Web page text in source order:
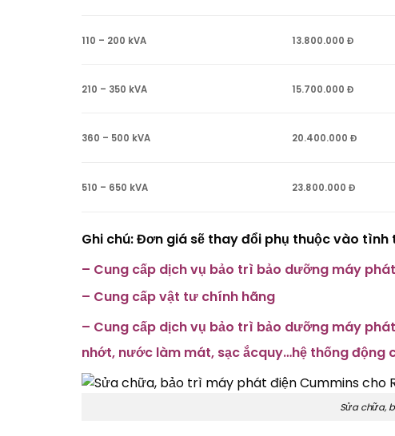
110 – 200 kVA 13.800.000 Đ
210 – 350 kVA 15.700.000 Đ
360 – 500 kVA 20.400.000 Đ
510 – 650 kVA 23.800.000 Đ
Ghi chú: Đơn giá sẽ thay đổi phụ thuộc vào
– Cung cấp dịch vụ bảo trì bảo dưỡng máy
– Cung cấp vật tư chính hãng
– Cung cấp dịch vụ bảo trì bảo dưỡng máy
nhớt, nước làm mát, sạc ắcquy…hệ thống động
Sửa chữa,